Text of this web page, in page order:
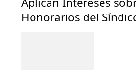
Honorarios del